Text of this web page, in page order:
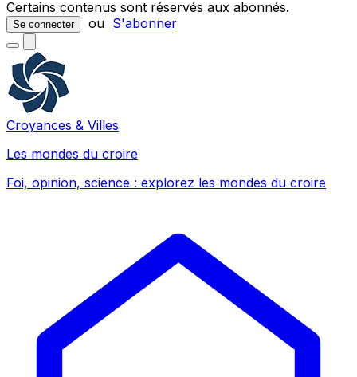
Certains contenus sont réservés aux abonnés.
Se connecter ou S'abonner
Croyances & Villes
Les mondes du croire
Foi, opinion, science : explorez les mondes du croire